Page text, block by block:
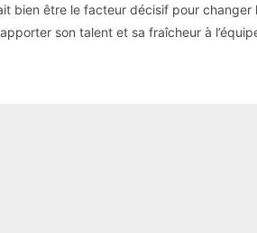
bien être le facteur décisif pour changer
son talent et sa fraîcheur à